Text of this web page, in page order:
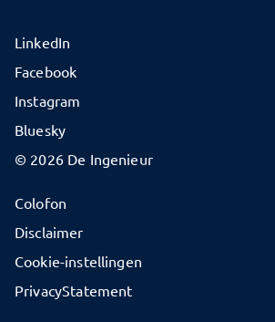
© 2026 De Ingenieur
Colofon
Disclaimer
Cookie-instellingen
PrivacyStatement
LinkedIn
Facebook
Instagram
Bluesky